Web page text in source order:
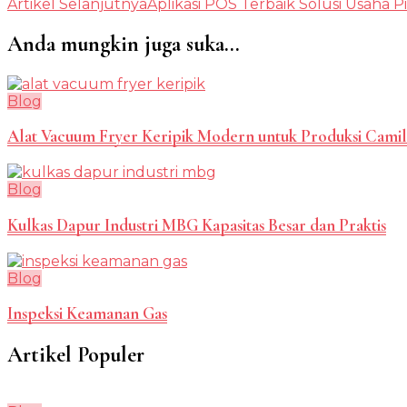
Artikel
Artikel SelanjutnyaAplikasi POS Terbaik Solusi Usaha
Anda mungkin juga suka...
Blog
Alat Vacuum Fryer Keripik Modern untuk Produksi
Blog
Kulkas Dapur Industri MBG Kapasitas Besar dan Praktis
Blog
Inspeksi Keamanan Gas
Artikel Populer